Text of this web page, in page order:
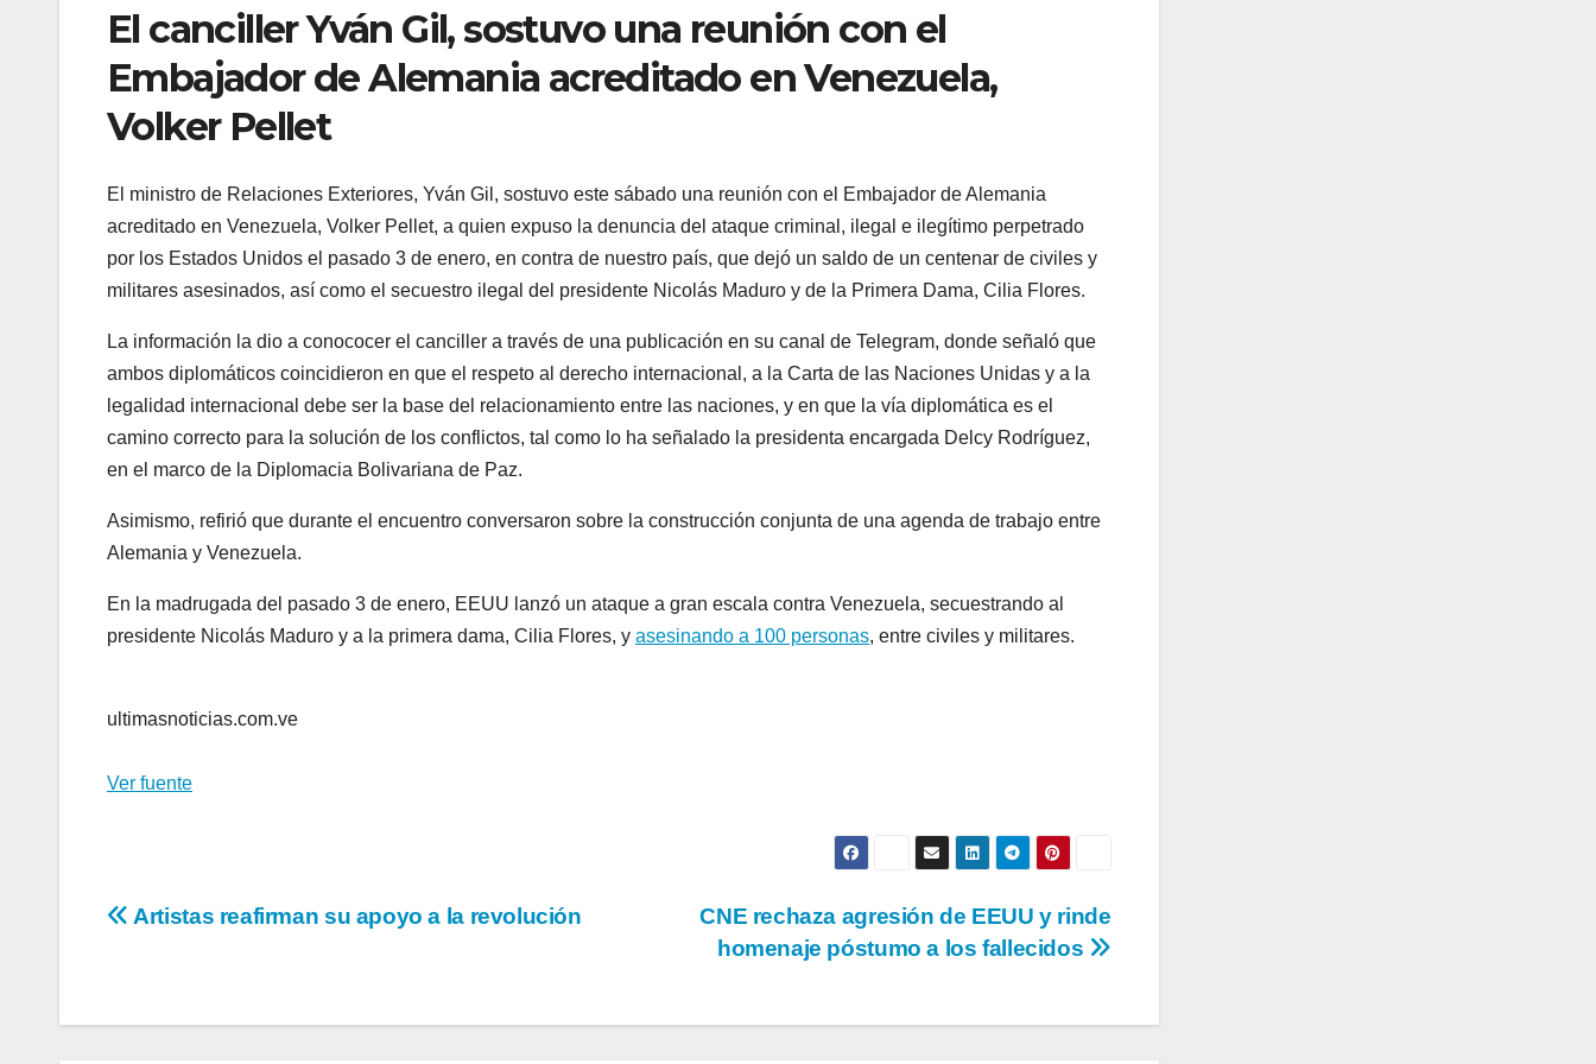
El canciller Yván Gil, sostuvo una reunión con el
Embajador de Alemania acreditado en Venezuela,
Volker Pellet
El ministro de Relaciones Exteriores, Yván Gil, sostuvo este sábado una reunión con el Embajador de Alemania
acreditado en Venezuela, Volker Pellet, a quien expuso la denuncia del ataque criminal, ilegal e ilegítimo perpetrado
por los Estados Unidos el pasado 3 de enero, en contra de nuestro país, que dejó un saldo de un centenar de civiles y
militares asesinados, así como el secuestro ilegal del presidente Nicolás Maduro y de la Primera Dama, Cilia Flores.
La información la dio a conococer el canciller a través de una publicación en su canal de Telegram, donde señaló que
ambos diplomáticos coincidieron en que el respeto al derecho internacional, a la Carta de las Naciones Unidas y a la
legalidad internacional debe ser la base del relacionamiento entre las naciones, y en que la vía diplomática es el
camino correcto para la solución de los conflictos, tal como lo ha señalado la presidenta encargada Delcy Rodríguez,
en el marco de la Diplomacia Bolivariana de Paz.
Asimismo, refirió que durante el encuentro conversaron sobre la construcción conjunta de una agenda de trabajo entre
Alemania y Venezuela.
En la madrugada del pasado 3 de enero, EEUU lanzó un ataque a gran escala contra Venezuela, secuestrando al
presidente Nicolás Maduro y a la primera dama, Cilia Flores, y asesinando a 100 personas, entre civiles y militares.
ultimasnoticias.com.ve
Ver fuente
Navegación
entradas
CNE rechaza agresión de EEUU y rinde
homenaje póstumo a los fallecidos
Artistas reafirman su apoyo a la revolución